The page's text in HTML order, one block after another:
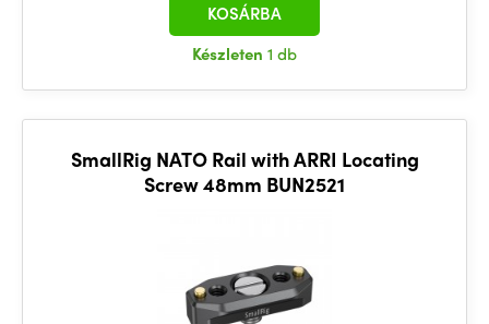
Készleten 1 db
KOSÁRBA
SmallRig NATO Rail with ARRI Locating
Screw 48mm BUN2521